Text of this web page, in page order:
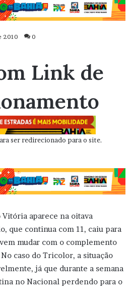
2010 0
Link de
ser redirecionado para o site.
aparece na oitava
que continua com 11, caiu para
mudar com o complemento
caso do Tricolor, a situação
já que durante a semana
no Nacional perdendo para o